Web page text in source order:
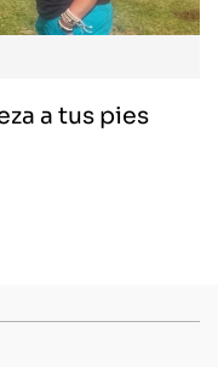
a tus pies